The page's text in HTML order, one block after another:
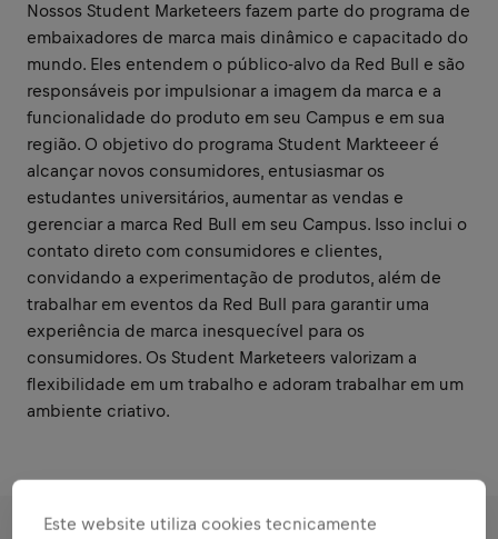
Nossos Student Marketeers fazem parte do programa de
embaixadores de marca mais dinâmico e capacitado do
mundo. Eles entendem o público-alvo da Red Bull e são
responsáveis por impulsionar a imagem da marca e a
funcionalidade do produto em seu Campus e em sua
região. O objetivo do programa Student Markteeer é
alcançar novos consumidores, entusiasmar os
estudantes universitários, aumentar as vendas e
gerenciar a marca Red Bull em seu Campus. Isso inclui o
contato direto com consumidores e clientes,
convidando a experimentação de produtos, além de
trabalhar em eventos da Red Bull para garantir uma
experiência de marca inesquecível para os
consumidores. Os Student Marketeers valorizam a
flexibilidade em um trabalho e adoram trabalhar em um
ambiente criativo.
Este website utiliza cookies tecnicamente